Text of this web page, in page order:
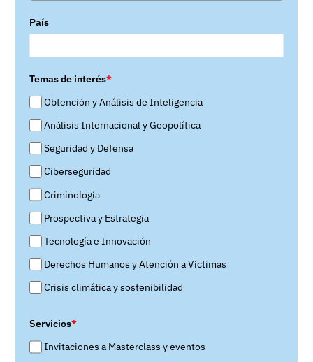
País
Temas de interés*
Obtención y Análisis de Inteligencia
Análisis Internacional y Geopolítica
Seguridad y Defensa
Ciberseguridad
Criminología
Prospectiva y Estrategia
Tecnología e Innovación
Derechos Humanos y Atención a Víctimas
Crisis climática y sostenibilidad
Servicios*
Invitaciones a Masterclass y eventos